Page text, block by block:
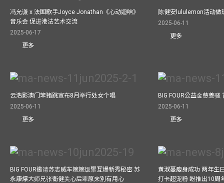
冯允谦 x 法国歌手Joyce Jonathan《心动迴响》
音乐会 促进港法艺术交流
2025-06-17
更多
陈健安lululemon活动做
2025-06-11
更多
云浩影澳门笨猪跳宣布8月举行处女个唱
2025-06-11
更多
BIG FOUR公益⾦慈善
2025-06-11
更多
BIG FOUR邀请苏志威车婉婉饭聚互爆新秀秘密 苏
永康爆大师兄张衞健关心后辈原来別有用心
黄淑蔓瘦身成功 两年生
打卡超宠粉 盼推出10周